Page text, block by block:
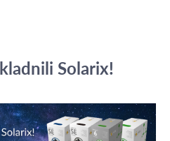
Solarix!